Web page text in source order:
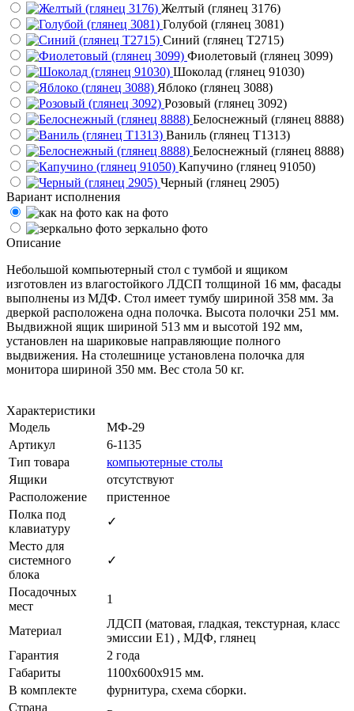
Желтый (глянец 3176)
Голубой (глянец 3081)
Синий (глянец Т2715)
Фиолетовый (глянец 3099)
Шоколад (глянец 91030)
Яблоко (глянец 3088)
Розовый (глянец 3092)
Белоснежный (глянец 8888)
Ваниль (глянец Т1313)
Белоснежный (глянец 8888)
Капучино (глянец 91050)
Черный (глянец 2905)
Вариант исполнения
как на фото
зеркально фото
Описание
Небольшой компьютерный стол с тумбой и ящиком
изготовлен из влагостойкого ЛДСП толщиной 16 мм, фасады
выполнены из МДФ. Стол имеет тумбу шириной 358 мм. За
дверкой расположена одна полочка. Высота полочки 251 мм.
Выдвижной ящик шириной 513 мм и высотой 192 мм,
установлен на шариковые направляющие полного
выдвижения. На столешнице установлена полочка для
монитора шириной 350 мм. Вес стола 50 кг.
Характеристики
Модель
МФ-29
Артикул
6-1135
Тип товара
компьютерные столы
Ящики
отсутствуют
Расположение
пристенное
Полка под
клавиатуру
✓
Место для
системного
блока
✓
Посадочных
мест
1
Материал
ЛДСП (матовая, гладкая, текстурная, класс
эмиссии E1) , МДФ, глянец
Гарантия
2 года
Габариты
1100х600х915 мм.
В комплекте
фурнитура, схема сборки.
Страна